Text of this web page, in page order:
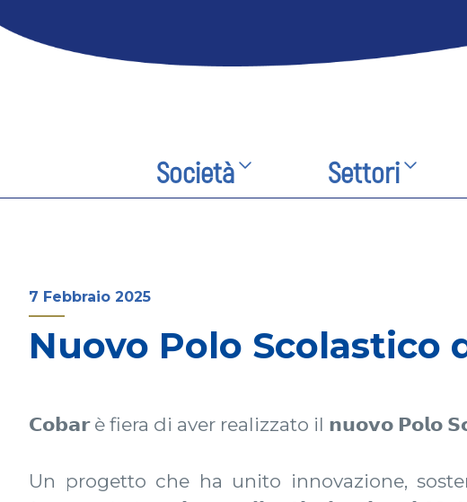
Società Settori
7 Febbraio 2025
Nuovo Polo Scolastico
𝗖𝗼𝗯𝗮𝗿 è fiera di aver realizzato il 𝗻𝘂𝗼𝘃𝗼 𝗣𝗼𝗹𝗼
Un progetto che ha unito innovazione,